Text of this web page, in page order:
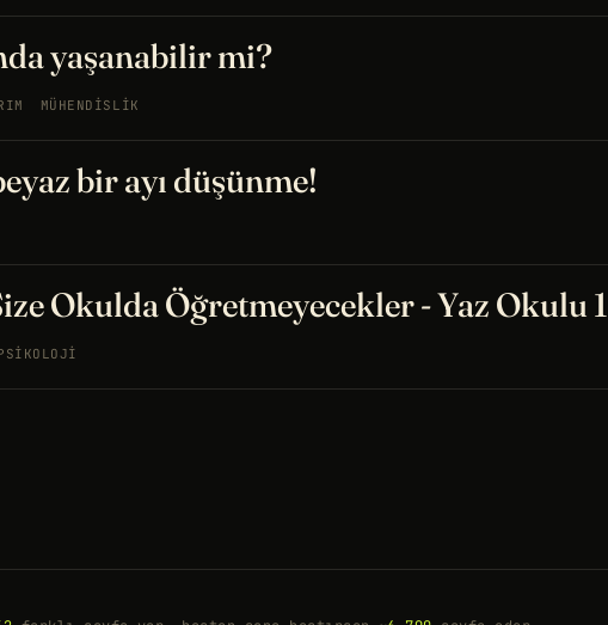
yaşanabilir mi?
MÜHENDISLIK
bir ayı düşünme!
Okulda Öğretmeyecekler - Yaz Okulu 1